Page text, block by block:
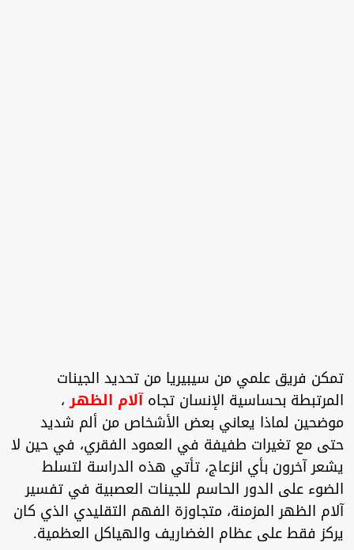
تمكن فريق علمي من سيبيريا من تحديد الجينات
المرتبطة بحساسية الإنسان تجاهآلام الظهر،
موضحين لماذا يعاني بعض الأشخاص من ألم شديد
حتى مع تغيرات طفيفة في العمود الفقري، في حين لا
يشعر آخرون بأي انزعاج، تأتي هذه الدراسة لتسلط
الضوء على الدور الحاسم للجينات العصبية في تفسير
آلام الظهر المزمنة، متجاوزة الفهم التقليدي الذي كان
يركز فقط على عظام الغضاريف والهياكل العظمية.